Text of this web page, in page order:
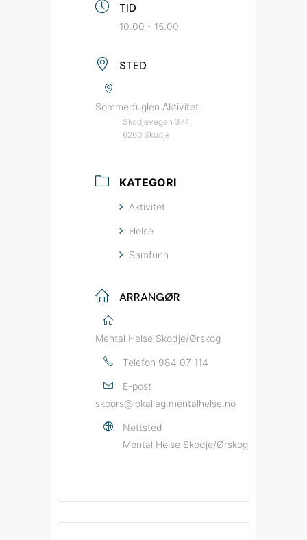
TID
10.00 - 15.00
STED
Sommerfuglen Aktivitet
Skodjevegen 374,
6260 Skodje
KATEGORI
Aktivitet
Helse
Samfunn
ARRANGØR
Mental Helse Skodje/Ørskog
Telefon 984 07 114
E-post
skoors@lokallag.mentalhelse.no
Nettsted
Mental Helse Skodje/Ørskog